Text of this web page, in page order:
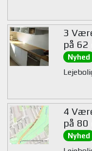
3
på 62
Nyhed
4
på 80
Nyhed